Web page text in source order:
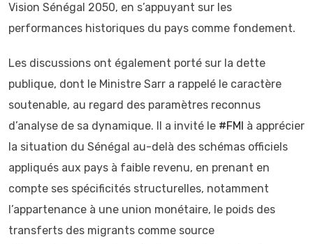
Vision Sénégal 2050, en s’appuyant sur les
performances historiques du pays comme fondement.
Les discussions ont également porté sur la dette
publique, dont le Ministre Sarr a rappelé le caractère
soutenable, au regard des paramètres reconnus
d’analyse de sa dynamique. Il a invité le #FMI à apprécier
la situation du Sénégal au-delà des schémas officiels
appliqués aux pays à faible revenu, en prenant en
compte ses spécificités structurelles, notamment
l’appartenance à une union monétaire, le poids des
transferts des migrants comme source